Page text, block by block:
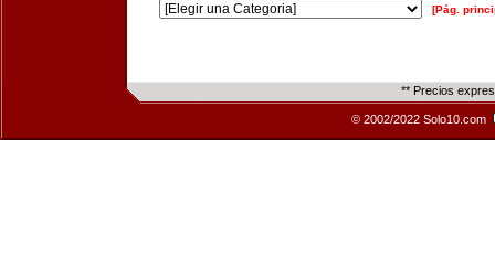
[Pág.
** Precios
© 2002/2022 Solo10.com